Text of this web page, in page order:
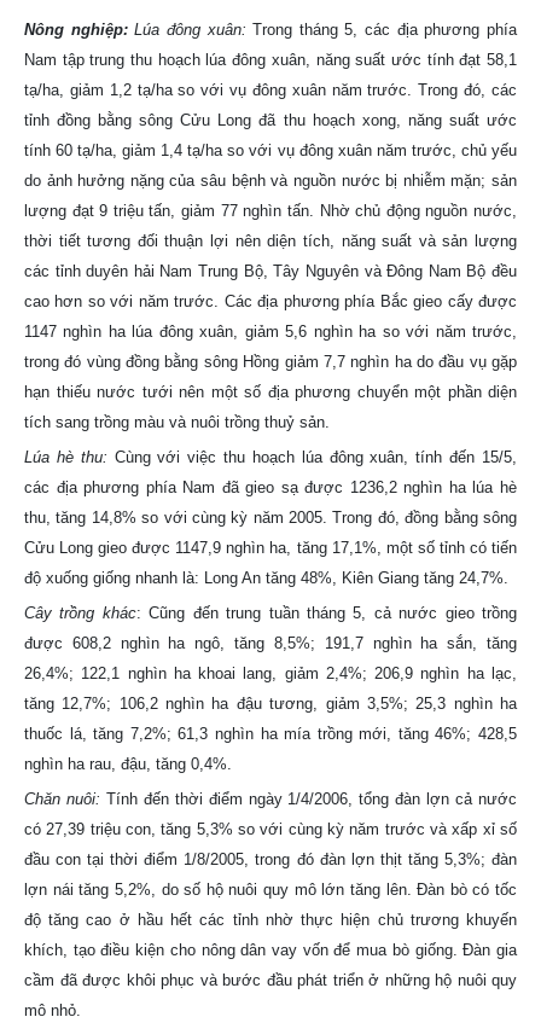
Nông nghiệp:Lúa đông xuân: Trong tháng 5, các địa phương phía
Nam tập trung thu hoạch lúa đông xuân, năng suất ước tính đạt 58,1
tạ/ha, giảm 1,2 tạ/ha so với vụ đông xuân năm trước. Trong đó, các
tỉnh đồng bằng sông Cửu Long đã thu hoạch xong, năng suất ước
tính 60 tạ/ha, giảm 1,4 tạ/ha so với vụ đông xuân năm trước, chủ yếu
do ảnh hưởng nặng của sâu bệnh và nguồn nước bị nhiễm mặn; sản
lượng đạt 9 triệu tấn, giảm 77 nghìn tấn. Nhờ chủ động nguồn nước,
thời tiết tương đối thuận lợi nên diện tích, năng suất và sản lượng
các tỉnh duyên hải Nam Trung Bộ, Tây Nguyên và Đông Nam Bộ đều
cao hơn so với năm trước. Các địa phương phía Bắc gieo cấy được
1147 nghìn ha lúa đông xuân, giảm 5,6 nghìn ha so với năm trước,
trong đó vùng đồng bằng sông Hồng giảm 7,7 nghìn ha do đầu vụ gặp
hạn thiếu nước tưới nên một số địa phương chuyển một phần diện
tích sang trồng màu và nuôi trồng thuỷ sản.
Lúa hè thu: Cùng với việc thu hoạch lúa đông xuân, tính đến 15/5,
các địa phương phía Nam đã gieo sạ được 1236,2 nghìn ha lúa hè
thu, tăng 14,8% so với cùng kỳ năm 2005. Trong đó, đồng bằng sông
Cửu Long gieo được 1147,9 nghìn ha, tăng 17,1%, một số tỉnh có tiến
độ xuống giống nhanh là: Long An tăng 48%, Kiên Giang tăng 24,7%.
Cây trồng khác: Cũng đến trung tuần tháng 5, cả nước gieo trồng
được 608,2 nghìn ha ngô, tăng 8,5%; 191,7 nghìn ha sắn, tăng
26,4%; 122,1 nghìn ha khoai lang, giảm 2,4%; 206,9 nghìn ha lạc,
tăng 12,7%; 106,2 nghìn ha đậu tương, giảm 3,5%; 25,3 nghìn ha
thuốc lá, tăng 7,2%; 61,3 nghìn ha mía trồng mới, tăng 46%; 428,5
nghìn ha rau, đậu, tăng 0,4%.
Chăn nuôi: Tính đến thời điểm ngày 1/4/2006, tổng đàn lợn cả nước
có 27,39 triệu con, tăng 5,3% so với cùng kỳ năm trước và xấp xỉ số
đầu con tại thời điểm 1/8/2005, trong đó đàn lợn thịt tăng 5,3%; đàn
lợn nái tăng 5,2%, do số hộ nuôi quy mô lớn tăng lên. Đàn bò có tốc
độ tăng cao ở hầu hết các tỉnh nhờ thực hiện chủ trương khuyến
khích, tạo điều kiện cho nông dân vay vốn để mua bò giống. Đàn gia
cầm đã được khôi phục và bước đầu phát triển ở những hộ nuôi quy
mô nhỏ.